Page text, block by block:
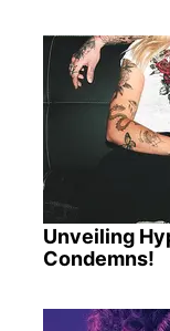
Unveiling
Condemns!